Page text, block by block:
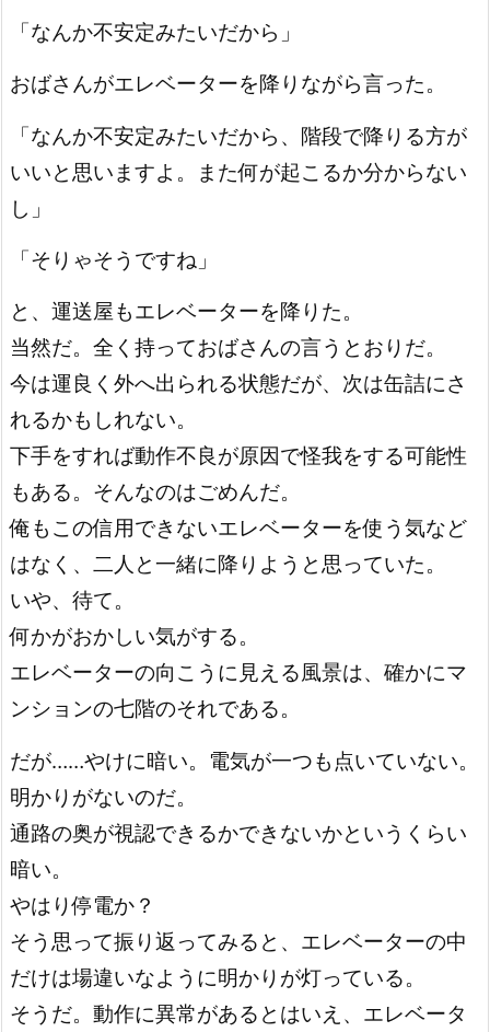
「なんか不安定みたいだから」
おばさんがエレベーターを降りながら言った。
「なんか不安定みたいだから、階段で降りる方が
いいと思いますよ。また何が起こるか分からない
し」
「そりゃそうですね」
と、運送屋もエレベーターを降りた。
当然だ。全く持っておばさんの言うとおりだ。
今は運良く外へ出られる状態だが、次は缶詰にさ
れるかもしれない。
下手をすれば動作不良が原因で怪我をする可能性
もある。そんなのはごめんだ。
俺もこの信用できないエレベーターを使う気など
はなく、二人と一緒に降りようと思っていた。
いや、待て。
何かがおかしい気がする。
エレベーターの向こうに見える風景は、確かにマ
ンションの七階のそれである。
だが……やけに暗い。電気が一つも点いていない。
明かりがないのだ。
通路の奥が視認できるかできないかというくらい
暗い。
やはり停電か？
そう思って振り返ってみると、エレベーターの中
だけは場違いなように明かりが灯っている。
そうだ。動作に異常があるとはいえ、エレベータ